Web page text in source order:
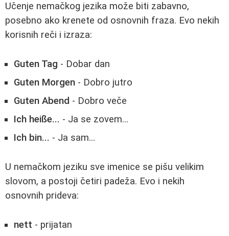
Učenje nemačkog jezika može biti zabavno,
posebno ako krenete od osnovnih fraza. Evo nekih
korisnih reči i izraza:
Guten Tag - Dobar dan
Guten Morgen - Dobro jutro
Guten Abend - Dobro veče
Ich heiße... - Ja se zovem...
Ich bin... - Ja sam...
U nemačkom jeziku sve imenice se pišu velikim
slovom, a postoji četiri padeža. Evo i nekih
osnovnih prideva:
nett - prijatan